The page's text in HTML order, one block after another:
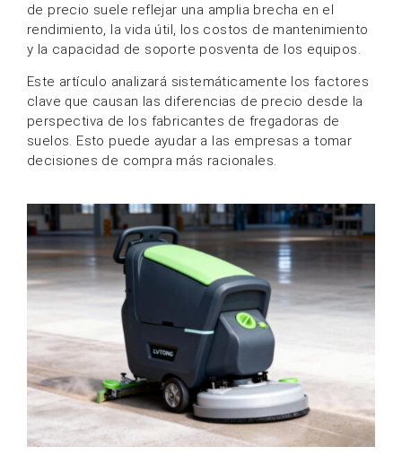
de precio suele reflejar una amplia brecha en el
rendimiento, la vida útil, los costos de mantenimiento
y la capacidad de soporte posventa de los equipos.
Este artículo analizará sistemáticamente los factores
clave que causan las diferencias de precio desde la
perspectiva de los fabricantes de fregadoras de
suelos. Esto puede ayudar a las empresas a tomar
decisiones de compra más racionales.